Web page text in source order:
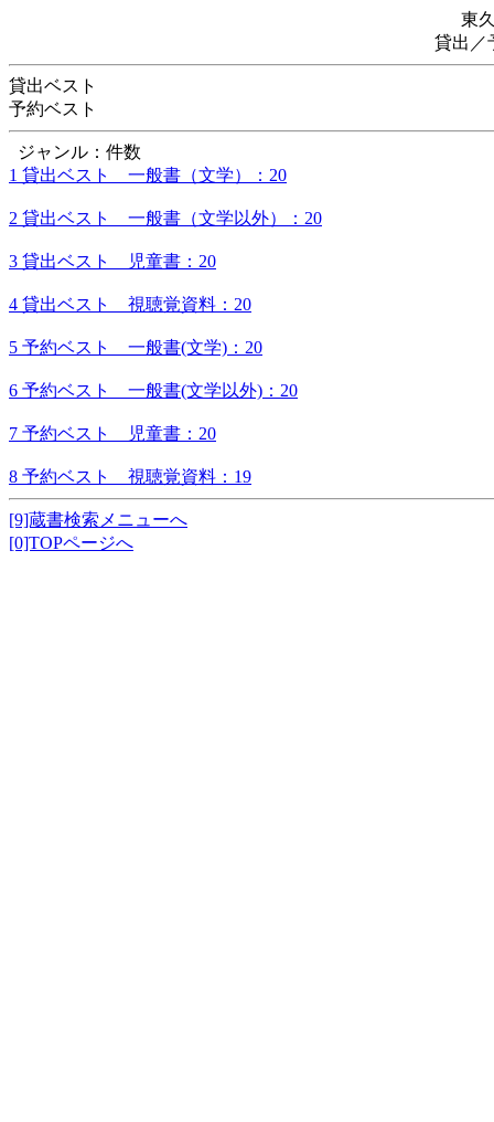
東
貸出／
貸出ベスト
予約ベスト
ジャンル：件数
1 貸出ベスト 一般書（文学）：20
2 貸出ベスト 一般書（文学以外）：20
3 貸出ベスト 児童書：20
4 貸出ベスト 視聴覚資料：20
5 予約ベスト 一般書(文学)：20
6 予約ベスト 一般書(文学以外)：20
7 予約ベスト 児童書：20
8 予約ベスト 視聴覚資料：19
[9]蔵書検索メニューへ
[0]TOPページへ